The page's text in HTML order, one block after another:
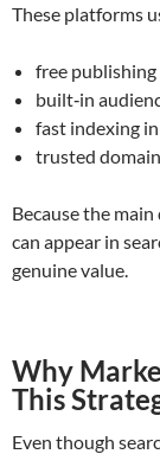
These platforms
free
built‑in
fast indexing
trusted
Because the
can appear in
genuine value.
Why
This
Even though